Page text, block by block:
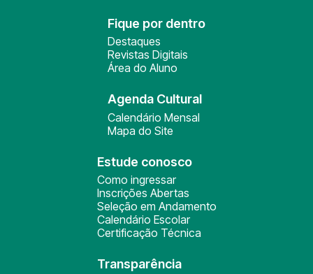
Fique por dentro
Destaques
Revistas Digitais
Área do Aluno
Agenda Cultural
Calendário Mensal
Mapa do Site
Estude conosco
Como ingressar
Inscrições Abertas
Seleção em Andamento
Calendário Escolar
Certificação Técnica
Transparência